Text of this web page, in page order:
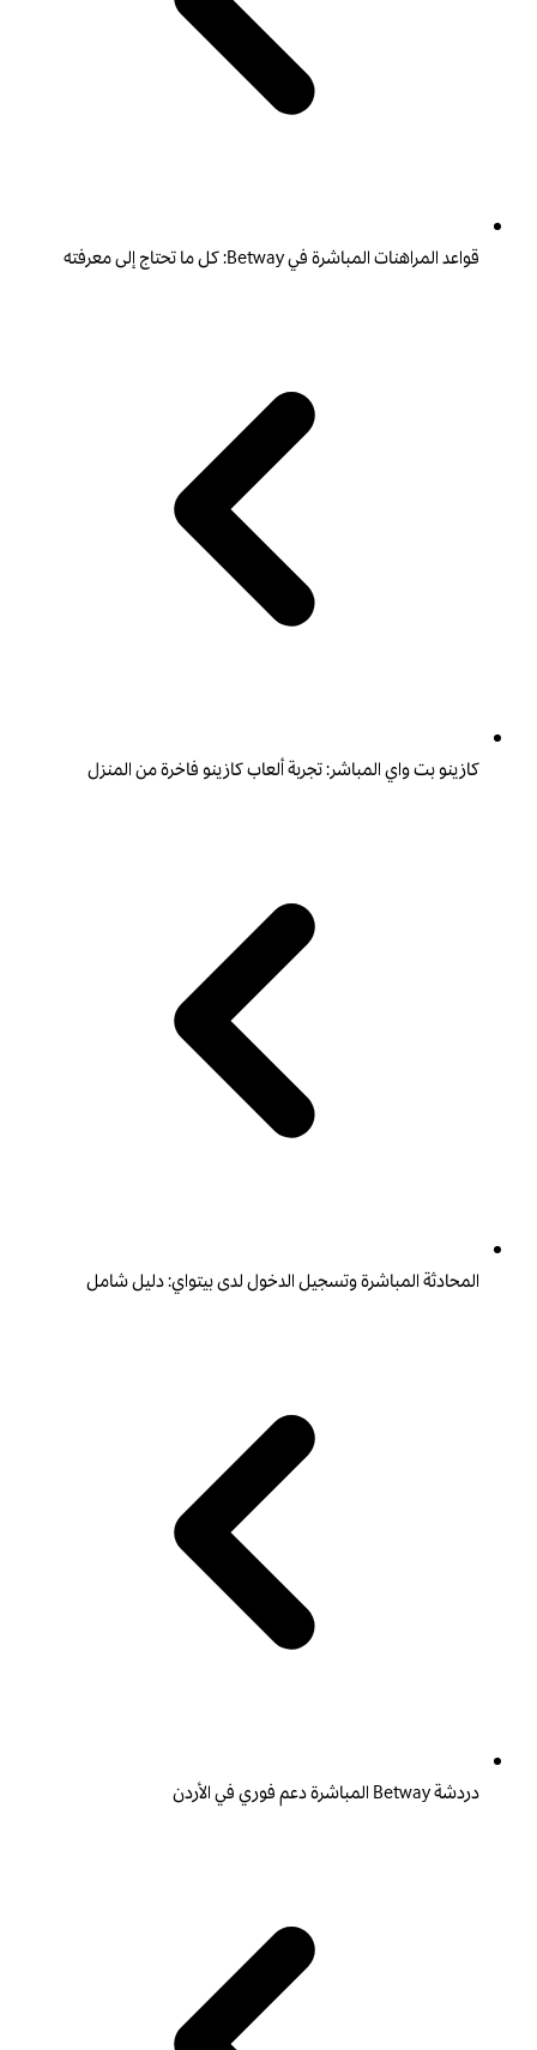
قواعد المراهنات المباشرة في Betway: كل ما تحتاج إلى معرفته
كازينو بت واي المباشر: تجربة ألعاب كازينو فاخرة من المنزل
المحادثة المباشرة وتسجيل الدخول لدى بيتواي: دليل شامل
دردشة Betway المباشرة دعم فوري في الأردن